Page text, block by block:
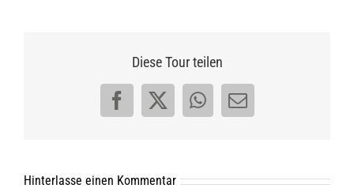
Diese Tour teilen
Facebook
X WhatsApp
E-
Hinterlasse einen Kommentar